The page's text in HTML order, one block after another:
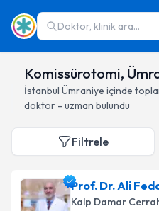
Doktor, klinik ara...
Komissürotomi,
İstanbul Ümraniye içinde
doktor - uzman bulundu
Filtrele
Prof. Dr. Ali
Kalp Damar